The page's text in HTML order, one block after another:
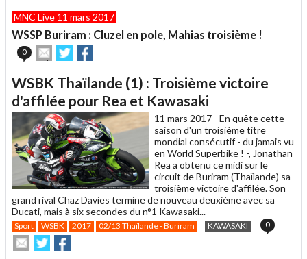
à
un
ami
MNC Live 11 mars 2017
WSSP Buriram : Cluzel en pole, Mahias troisième !
0
Envoyer
cet
à
un
ami
Partager
sur sur
WSBK Thaïlande (1) : Troisième victoire
d'affilée pour Rea et Kawasaki
11 mars 2017 - En quête cette
saison d'un troisième titre
mondial consécutif - du jamais vu
en World Superbike ! -, Jonathan
Rea a obtenu ce midi sur le
circuit de Buriram (Thaïlande) sa
troisième victoire d'affilée. Son
grand rival Chaz Davies termine de nouveau deuxième avec sa
Ducati, mais à six secondes du n°1 Kawasaki...
Sport WSBK 2017 02/13 Thaïlande - Buriram KAWASAKI 0
Envoyer
cet
Partager
sur
sur